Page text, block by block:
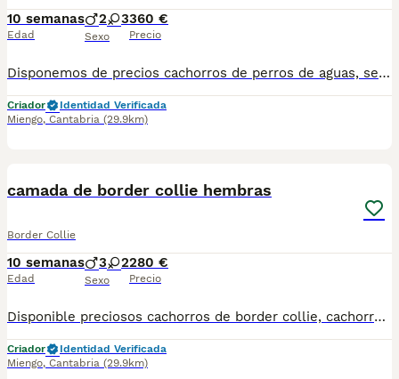
10 semanas
Edad
2 3
Sexo
360 €
Precio
Disponemos de precios cachorros de perros de aguas, se entregan vacunados y desparasitados acorde a su edad. Kit de inicio royal canin. Mas información contactar 623405567
Criador
Identidad Verificada
Miengo, Cantabria (29.9km)
camada de border collie hembras
Border Collie
10 semanas
Edad
3 2
Sexo
280 €
Precio
Disponible preciosos cachorros de border collie, cachorros criados en familia, sociabilizados con otros animales y personas. Vacunados y desparasitados acorde a su edad con su correspondiente cartilla sanitaria. Kit de inicio royal canin. Mas información contactar. Precios desde 280e
Criador
Identidad Verificada
Miengo, Cantabria (29.9km)